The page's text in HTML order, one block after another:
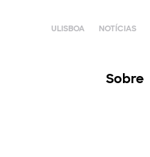
ULISBOA NOTÍCIAS
Sobre